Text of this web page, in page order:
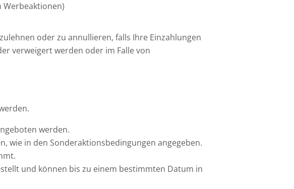
Werbeaktionen)
oder zu annullieren, falls Ihre Einzahlungen
verweigert werden oder im Falle von
werden.
wie in den Sonderaktionsbedingungen angegeben.
und können bis zu einem bestimmten Datum in